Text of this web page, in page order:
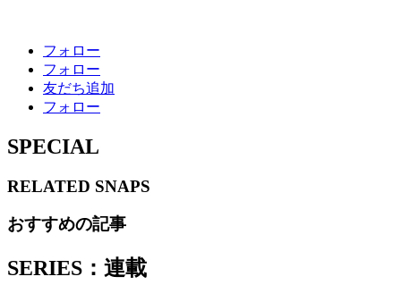
フォロー
フォロー
友だち追加
フォロー
SPECIAL
RELATED SNAPS
おすすめの記事
SERIES：連載